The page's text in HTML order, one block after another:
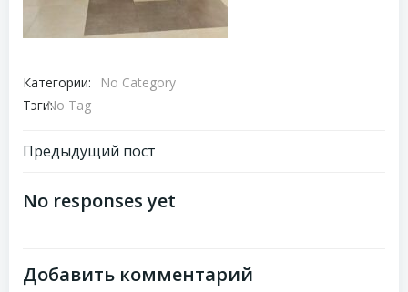
Категории:
No Category
Тэги:No Tag
Навигация
по
Предыдущий пост
No responses yet
Добавить комментарий